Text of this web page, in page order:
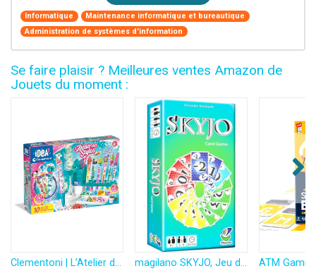
Informatique
Maintenance informatique et bureautique
Administration de systèmes d'information
Se faire plaisir ? Meilleures ventes Amazon de
Jouets du moment :
Clementoni | L’Atelier des Stylos pour Enfants 6 Ans+ | Kit Créatif DIY avec 10 Stylos à Personnaliser | Plus de 50 Accessoires : Paillettes, Perles, Figurines | Activité Manuelle et Cadeau Créatif
magilano SKYJO, Jeu de Cartes Amusant pour Les Jeunes et Les Moins Jeunes, des soirées de Jeu Amusantes dans Le Cercle d'amis et de Famille.